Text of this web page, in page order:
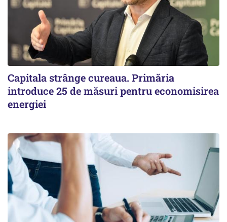
Capitala strânge cureaua. Primăria
introduce 25 de măsuri pentru economisirea
energiei